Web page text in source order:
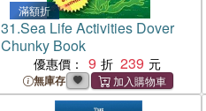
滿額折
31.Sea Life Activities Dover
Chunky Book
優惠價： 9 239
無庫存